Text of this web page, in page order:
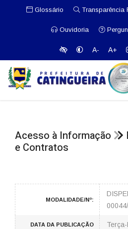
Glossário Transparência
Ouvidoria
A- A+
Acesso à Informação
e Contratos
MODALIDADE/Nº:
DATA DA PUBLICAÇÃO